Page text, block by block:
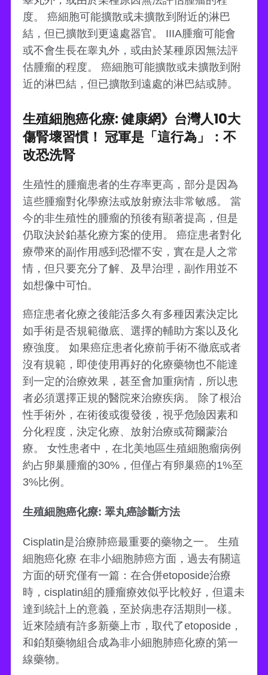
度。 癌細胞可能擴散或未擴散到附近的淋巴
結，但已擴散到更遠處器官。 IIIA腫瘤可能會
或不會生長在睾丸外，或由於某種原因無法評
估腫瘤的程度。 癌細胞可能擴散或未擴散到附
近的淋巴結，但已擴散到遠處的淋巴結或肺。
生殖細胞癌化療: 健康網》台灣人10大
傷腎壞習慣！ 冠軍是「這行為」：不
改恐洗腎
生殖性的腫瘤患者的生存率更高，部分是因為
這些腫瘤對化學療法或放射療法非常敏感。 當
今的非生殖性的腫瘤的預後有顯著提高，但是
仍取決於鉑基化療方案的使用。 癌症患者對化
療帶來的副作用感到恐懼不安，實在是人之常
情，但只要充分了解、及早治理，副作用並不
如想像中可怕。
癌症患者化療之後能活多久有多種因素決定比
如手術是否規範徹底、選擇的輔助方案以及化
療強度。 如果癌症患者化療前手術不徹底或者
沒有規範，即使使用再好的化療藥物也不能達
到一定的治療效果，甚至會加重病情，所以患
者必須選擇正規的醫院來治療疾病。 除了根治
性手術外，在術後或復發後，視乎危險因素和
分化程度，決定化療、放射治療或荷爾蒙治
療。 女性患者中，在北美地區生殖細胞瘤病例
約占卵巢腫瘤的30%，但僅占有卵巢癌的1%至
3%比例。
生殖細胞癌化療: 睪丸癌診斷方法
Cisplatin是治療肺癌最重要的藥物之一。 生殖
細胞癌化療 在非小細胞肺癌方面，過去有關這
方面的研究僅有一篇：在合併etoposide治療
時，cisplatin組的腫瘤療效似乎比較好，但還未
達到統計上的意義，至於病患存活期則一樣。
近來陸續有許多新藥上市，取代了etoposide，
和鉑類藥物組合成為非小細胞肺癌化療的第一
線藥物。